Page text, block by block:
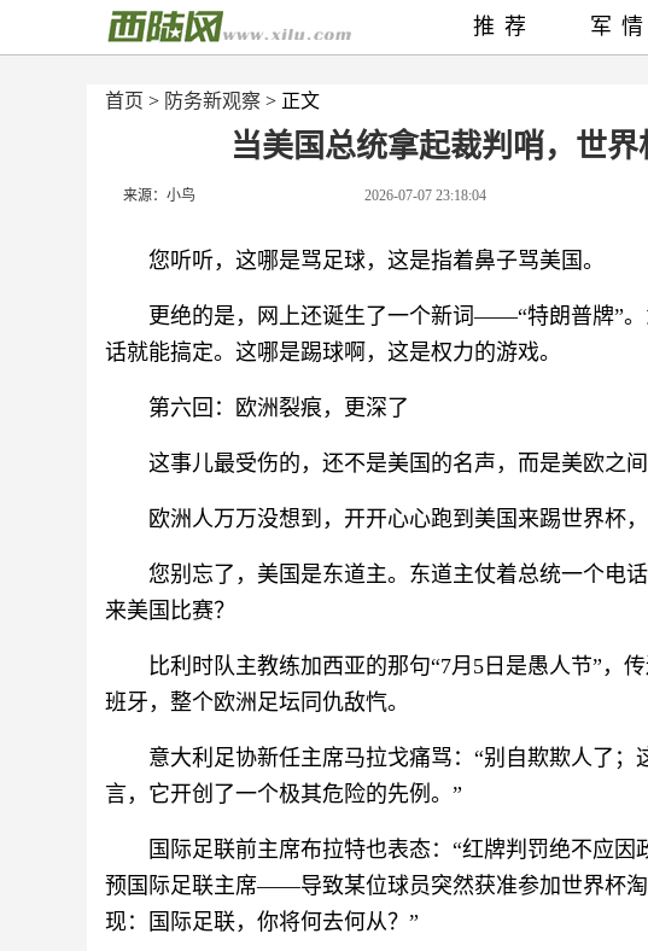
首页 > 防务新观察 > 正文
当美国总统拿起裁判哨，世
来源：小鸟 2026-07-07 23:18:04
您听听，这哪是骂足球，这是指着鼻子骂美国。
更绝的是，网上还诞生了一个新词——“特朗普牌”
话就能搞定。这哪是踢球啊，这是权力的游戏。
第六回：欧洲裂痕，更深了
这事儿最受伤的，还不是美国的名声，而是美欧之
欧洲人万万没想到，开开心心跑到美国来踢世界杯
您别忘了，美国是东道主。东道主仗着总统一个电
来美国比赛？
比利时队主教练加西亚的那句“7月5日是愚人节”，
班牙，整个欧洲足坛同仇敌忾。
意大利足协新任主席马拉戈痛骂：“别自欺欺人了
言，它开创了一个极其危险的先例。”
国际足联前主席布拉特也表态：“红牌判罚绝不应
预国际足联主席——导致某位球员突然获准参加世界杯
现：国际足联，你将何去何从？”
推荐 军情